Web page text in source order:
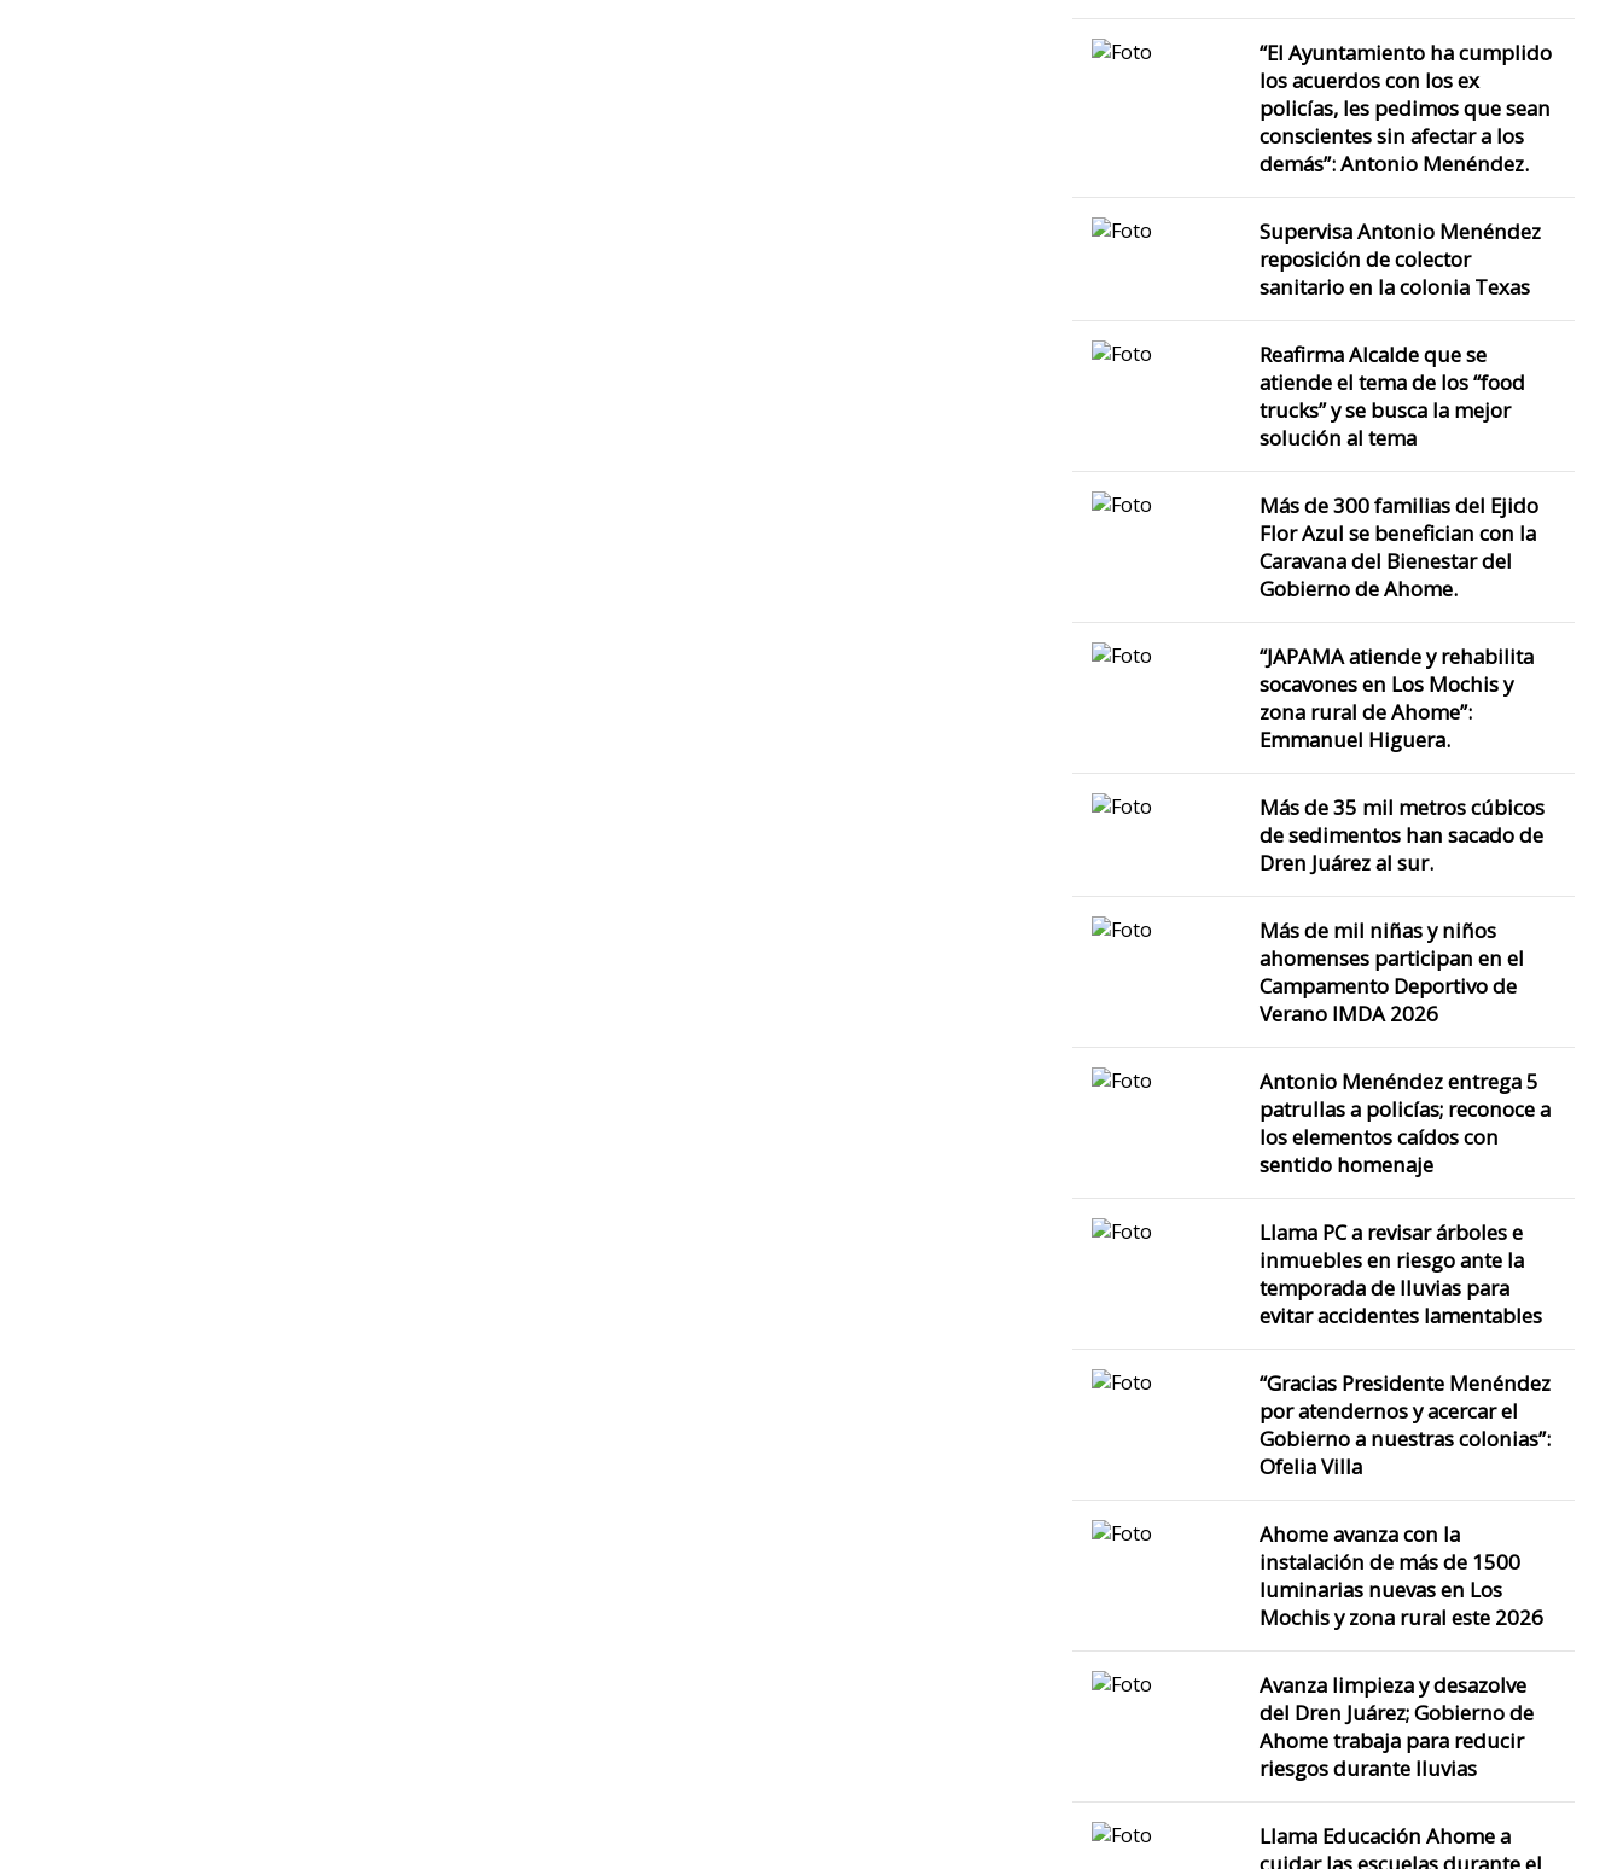
“El Ayuntamiento ha cumplido
los acuerdos con los ex
policías, les pedimos que sean
conscientes sin afectar a los
demás”: Antonio Menéndez.
Supervisa Antonio Menéndez
reposición de colector
sanitario en la colonia Texas
Reafirma Alcalde que se
atiende el tema de los “food
trucks” y se busca la mejor
solución al tema
Más de 300 familias del Ejido
Flor Azul se benefician con la
Caravana del Bienestar del
Gobierno de Ahome.
“JAPAMA atiende y rehabilita
socavones en Los Mochis y
zona rural de Ahome”:
Emmanuel Higuera.
Más de 35 mil metros cúbicos
de sedimentos han sacado de
Dren Juárez al sur.
Más de mil niñas y niños
ahomenses participan en el
Campamento Deportivo de
Verano IMDA 2026
Antonio Menéndez entrega 5
patrullas a policías; reconoce a
los elementos caídos con
sentido homenaje
Llama PC a revisar árboles e
inmuebles en riesgo ante la
temporada de lluvias para
evitar accidentes lamentables
“Gracias Presidente Menéndez
por atendernos y acercar el
Gobierno a nuestras colonias”:
Ofelia Villa
Ahome avanza con la
instalación de más de 1500
luminarias nuevas en Los
Mochis y zona rural este 2026
Avanza limpieza y desazolve
del Dren Juárez; Gobierno de
Ahome trabaja para reducir
riesgos durante lluvias
Llama Educación Ahome a
cuidar las escuelas durante el